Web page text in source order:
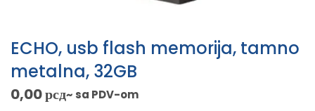
ECHO, usb flash memorija, tamno
metalna, 32GB
0,00рсд~ sa PDV-om